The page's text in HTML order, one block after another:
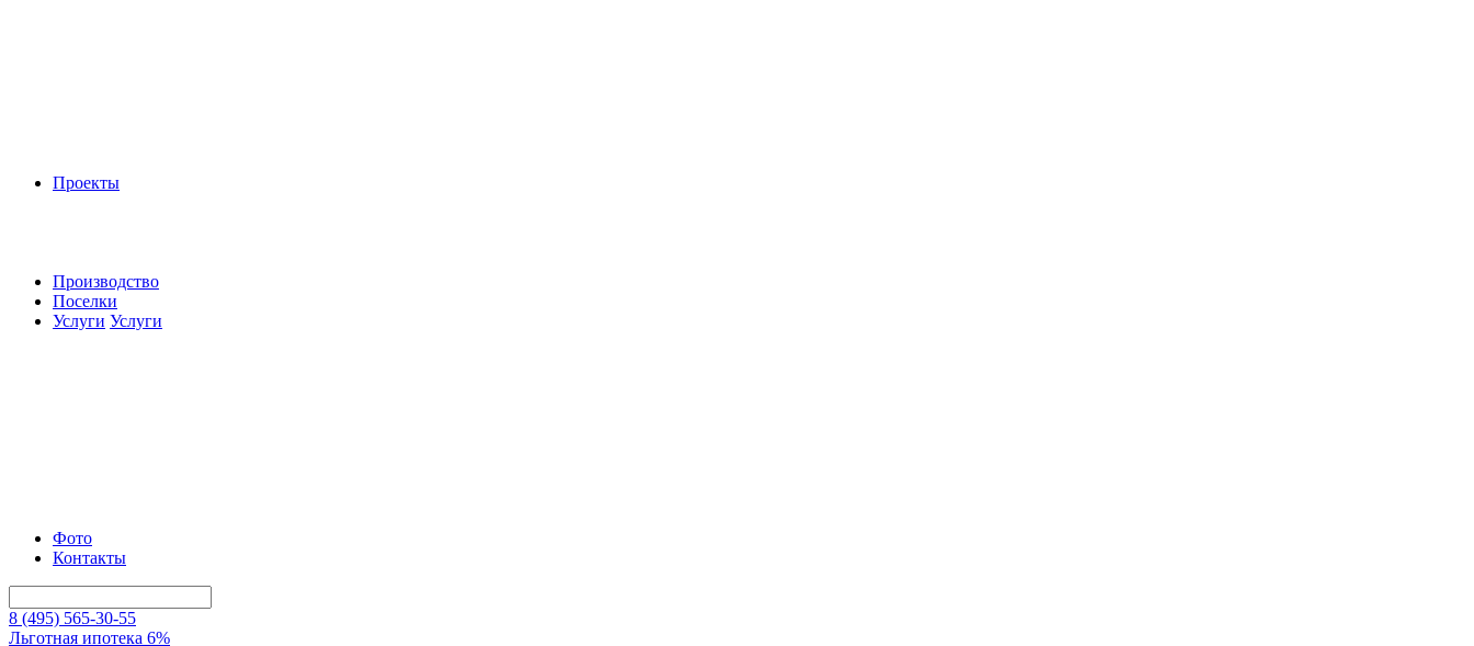
Проекты
Производство
Поселки
Услуги Услуги
Фото
Контакты
8 (495) 565-30-55
Льготная ипотека 6%